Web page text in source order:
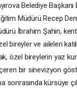
Belediye
Müdürü Recep
İbrahim Şahin,
bireyler ve aileleri
özel bireylerin yaz
bir sinevizyon
sonrasında kürsüye